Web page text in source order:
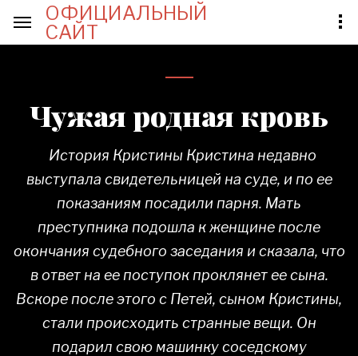
ОФИЦИАЛЬНЫЙ
САЙТ
Чужая родная кровь
История Кристины Кристина недавно
выступала свидетельницей на суде, и по ее
показаниям посадили парня. Мать
преступника подошла к женщине после
окончания судебного заседания и сказала, что
в ответ на ее поступок проклянет ее сына.
Вскоре после этого с Петей, сыном Кристины,
стали происходить странные вещи. Он
подарил свою машинку соседскому